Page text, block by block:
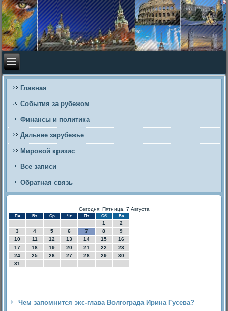
Главная
События за рубежом
Финансы и политика
Дальнее зарубежье
Мировой кризис
Все записи
Обратная связь
Сегодня: Пятница, 7 Августа
Пн Вт Ср Чт Пт Сб Вс
1
2
3
4 5 6 7 8
9
10
11 12 13 14 15
16
17
18 19 20 21 22
23
24
25 26 27 28 29
30
31
Чем запомнится экс-глава Волгограда Ирина Гусева?